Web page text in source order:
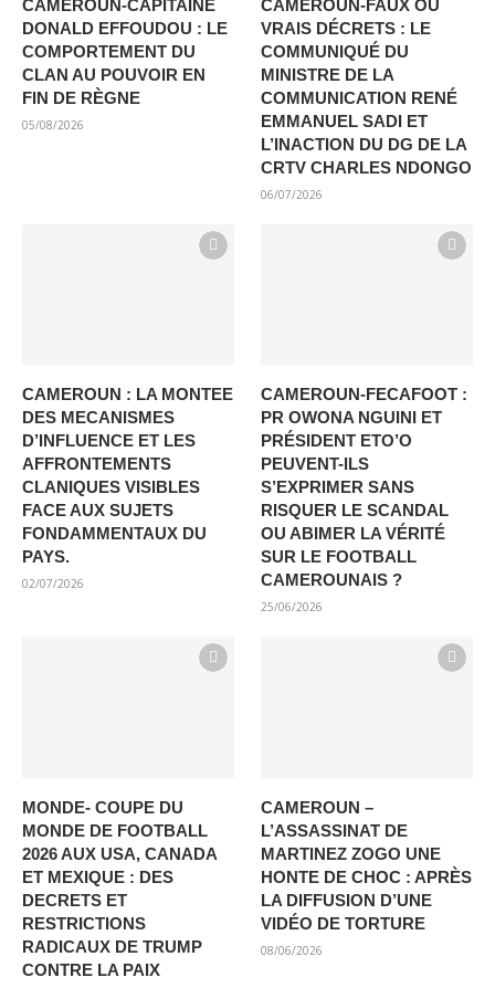
CAMEROUN-CAPITAINE
DONALD EFFOUDOU : LE
COMPORTEMENT DU
CLAN AU POUVOIR EN
FIN DE RÈGNE
05/08/2026
CAMEROUN-FAUX OU
VRAIS DÉCRETS : LE
COMMUNIQUÉ DU
MINISTRE DE LA
COMMUNICATION RENÉ
EMMANUEL SADI ET
L’INACTION DU DG DE LA
CRTV CHARLES NDONGO
06/07/2026
CAMEROUN : LA MONTEE
DES MECANISMES
D’INFLUENCE ET LES
AFFRONTEMENTS
CLANIQUES VISIBLES
FACE AUX SUJETS
FONDAMMENTAUX DU
PAYS.
02/07/2026
CAMEROUN-FECAFOOT :
PR OWONA NGUINI ET
PRÉSIDENT ETO’O
PEUVENT-ILS
S’EXPRIMER SANS
RISQUER LE SCANDAL
OU ABIMER LA VÉRITÉ
SUR LE FOOTBALL
CAMEROUNAIS ?
25/06/2026
MONDE- COUPE DU
MONDE DE FOOTBALL
2026 AUX USA, CANADA
ET MEXIQUE : DES
DECRETS ET
RESTRICTIONS
RADICAUX DE TRUMP
CONTRE LA PAIX
CAMEROUN –
L’ASSASSINAT DE
MARTINEZ ZOGO UNE
HONTE DE CHOC : APRÈS
LA DIFFUSION D’UNE
VIDÉO DE TORTURE
08/06/2026